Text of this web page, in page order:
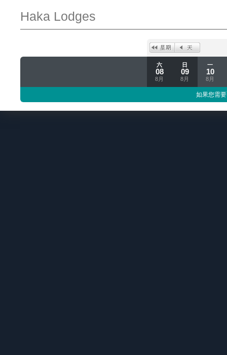
Haka Lodges
六
08
8月
日
09
8月
一
10
8月
如果您需